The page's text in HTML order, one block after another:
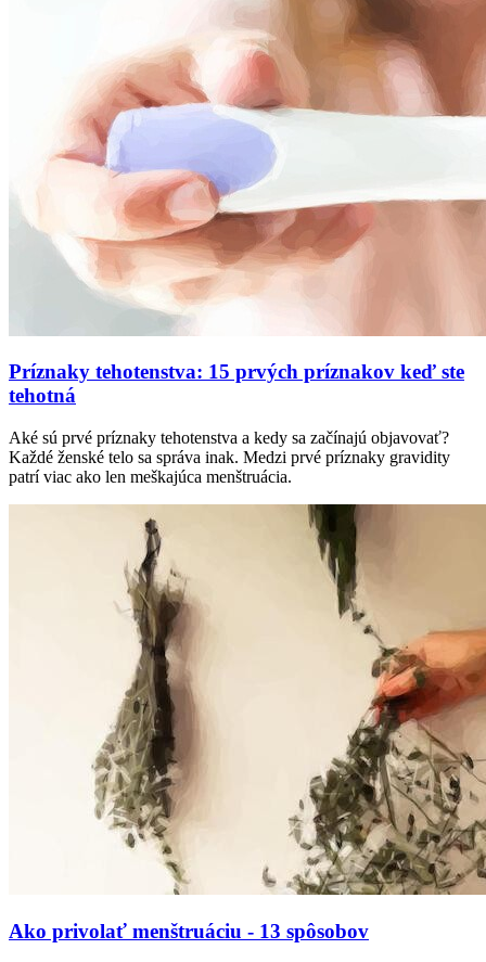
Príznaky tehotenstva: 15 prvých príznakov keď ste
tehotná
Aké sú prvé príznaky tehotenstva a kedy sa začínajú objavovať?
Každé ženské telo sa správa inak. Medzi prvé príznaky gravidity
patrí viac ako len meškajúca menštruácia.
Ako privolať menštruáciu - 13 spôsobov